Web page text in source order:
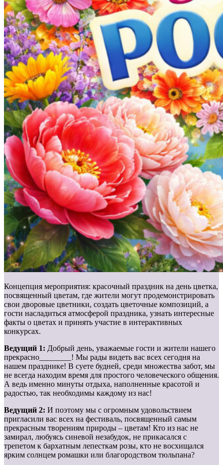
Концепция мероприятия: красочный праздник на день цветка,
посвященный цветам, где жители могут продемонстрировать
свои дворовые цветники, создать цветочные композиций, а
гости насладиться атмосферой праздника, узнать интересные
факты о цветах и принять участие в интерактивных
конкурсах.
Ведущий 1: Добрый день, уважаемые гости и жители нашего
прекрасно________! Мы рады видеть вас всех сегодня на
нашем празднике! В суете будней, среди множества забот, мы
не всегда находим время для простого человеческого общения.
А ведь именно минуты отдыха, наполненные красотой и
радостью, так необходимы каждому из нас!
Ведущий 2: И поэтому мы с огромным удовольствием
пригласили вас всех на фестиваль, посвященный самым
прекрасным творениям природы – цветам! Кто из нас не
замирал, любуясь синевой незабудок, не прикасался с
трепетом к бархатным лепесткам розы, кто не восхищался
ярким солнцем ромашки или благородством тюльпана?